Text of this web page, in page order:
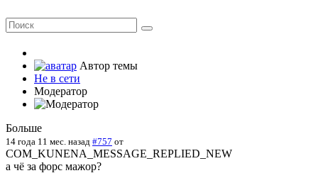
Автор темы
Не в сети
Модератор
Больше
14 года 11 мес. назад #757 от
COM_KUNENA_MESSAGE_REPLIED_NEW
а чё за форс мажор?